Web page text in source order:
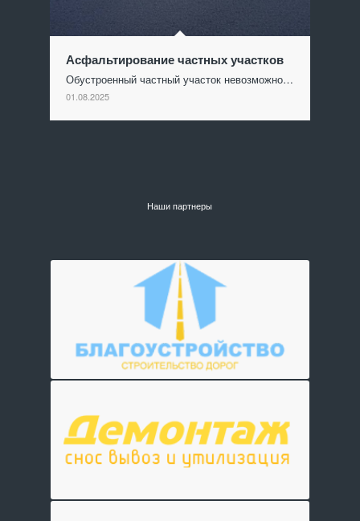
Асфальтирование частных участков
Обустроенный частный участок невозможно…
01.08.2025
Наши партнеры